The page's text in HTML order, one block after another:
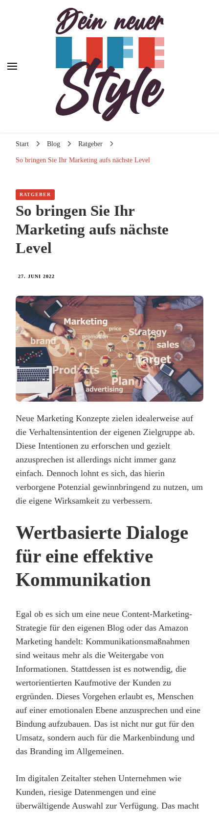
Dein neuer Lifestyle
Start Blog Ratgeber
So bringen Sie Ihr Marketing aufs nächste Level
RATGEBER
So bringen Sie Ihr
Marketing aufs nächste
Level
27. JUNI 2022
Neue Marketing Konzepte zielen idealerweise auf
die Verhaltensintention der eigenen Zielgruppe ab.
Diese Intentionen zu erforschen und gezielt
anzusprechen ist allerdings nicht immer ganz
einfach. Dennoch lohnt es sich, das hierin
verborgene Potenzial gewinnbringend zu nutzen, um
die eigene Wirksamkeit zu verbessern.
Wertbasierte Dialoge
für eine effektive
Kommunikation
Egal ob es sich um eine neue Content-Marketing-
Strategie für den eigenen Blog oder das Amazon
Marketing handelt: Kommunikationsmaßnahmen
sind weitaus mehr als die Weitergabe von
Informationen. Stattdessen ist es notwendig, die
wertorientierten Kaufmotive der Kunden zu
ergründen. Dieses Vorgehen erlaubt es, Menschen
auf einer emotionalen Ebene anzusprechen und eine
Bindung aufzubauen. Das ist nicht nur gut für den
Umsatz, sondern auch für die Markenbindung und
das Branding im Allgemeinen.
Im digitalen Zeitalter stehen Unternehmen wie
Kunden, riesige Datenmengen und eine
überwältigende Auswahl zur Verfügung. Das macht